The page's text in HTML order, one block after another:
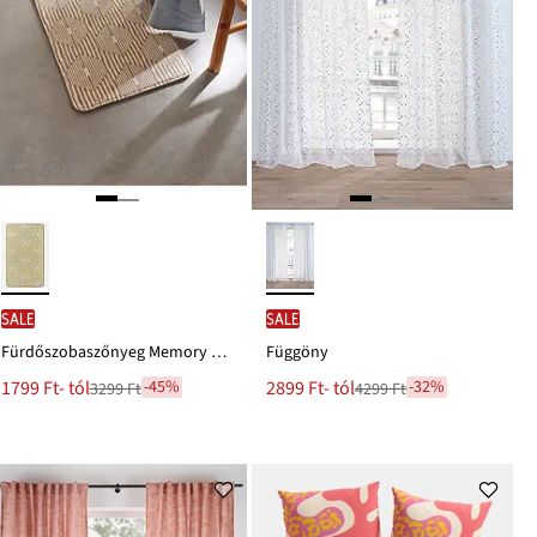
SALE
Fürdőszobaszőnyeg Memory habszivaccsal
Új
1799 Ft- tól
Leárazva
ról
3299 Ft-45%
SALE
Függöny
Új
2899 Ft- tól
Leárazva 4299 Ft-32%